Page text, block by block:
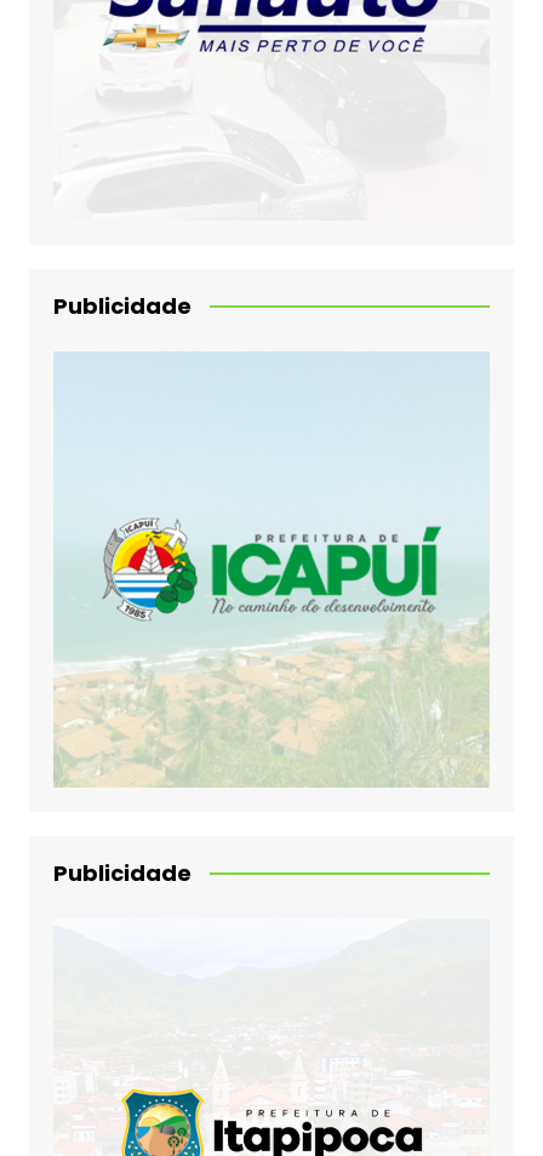
Publicidade
Publicidade